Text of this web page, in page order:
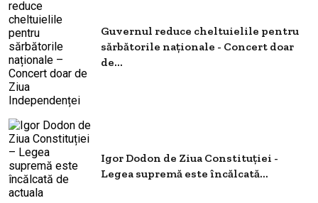
Guvernul reduce cheltuielile pentru
sărbătorile naționale - Concert doar
de...
Igor Dodon de Ziua Constituției -
Legea supremă este încălcată...